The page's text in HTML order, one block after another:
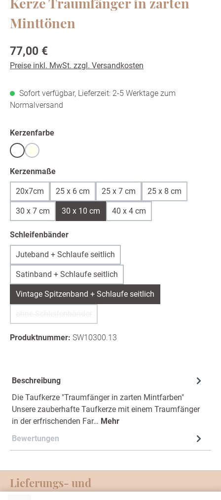
Minttönen
Regulärer Preis:
77,00 €
Preise inkl. MwSt. zzgl. Versandkosten
Sofort verfügbar, Lieferzeit: 2-5 Werktage zum
Normalversand
Kerzenfarbeauswählen
Weißwarmweiß /ivory
Kerzenmaßeauswählen
20x7cm 25 x 6 cm 25 x 7 cm 25 x 8 cm
30 x 7 cm 30 x 10 cm 40 x 4 cm
Schleifenbänderauswählen
Juteband + Schlaufe seitlich
Satinband + Schlaufe seitlich
Vintage Spitzenband + Schlaufe seitlich
Produktnummer: SW10300.13
Beschreibung
Die Taufkerze "Traumfänger in zarten Mintfarben"
Unsere zauberhafte Taufkerze mit einem Traumfänger
in der erfrischenden Far… Mehr
Bewertungen
Lieferungs- und